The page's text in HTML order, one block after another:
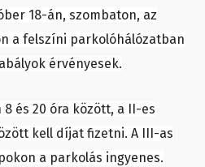
18-án, szombaton, az
a felszíni parkolóhálózatban
érvényesek.
és 20 óra között, a II-es
kell díjat fizetni. A III-as
a parkolás ingyenes.